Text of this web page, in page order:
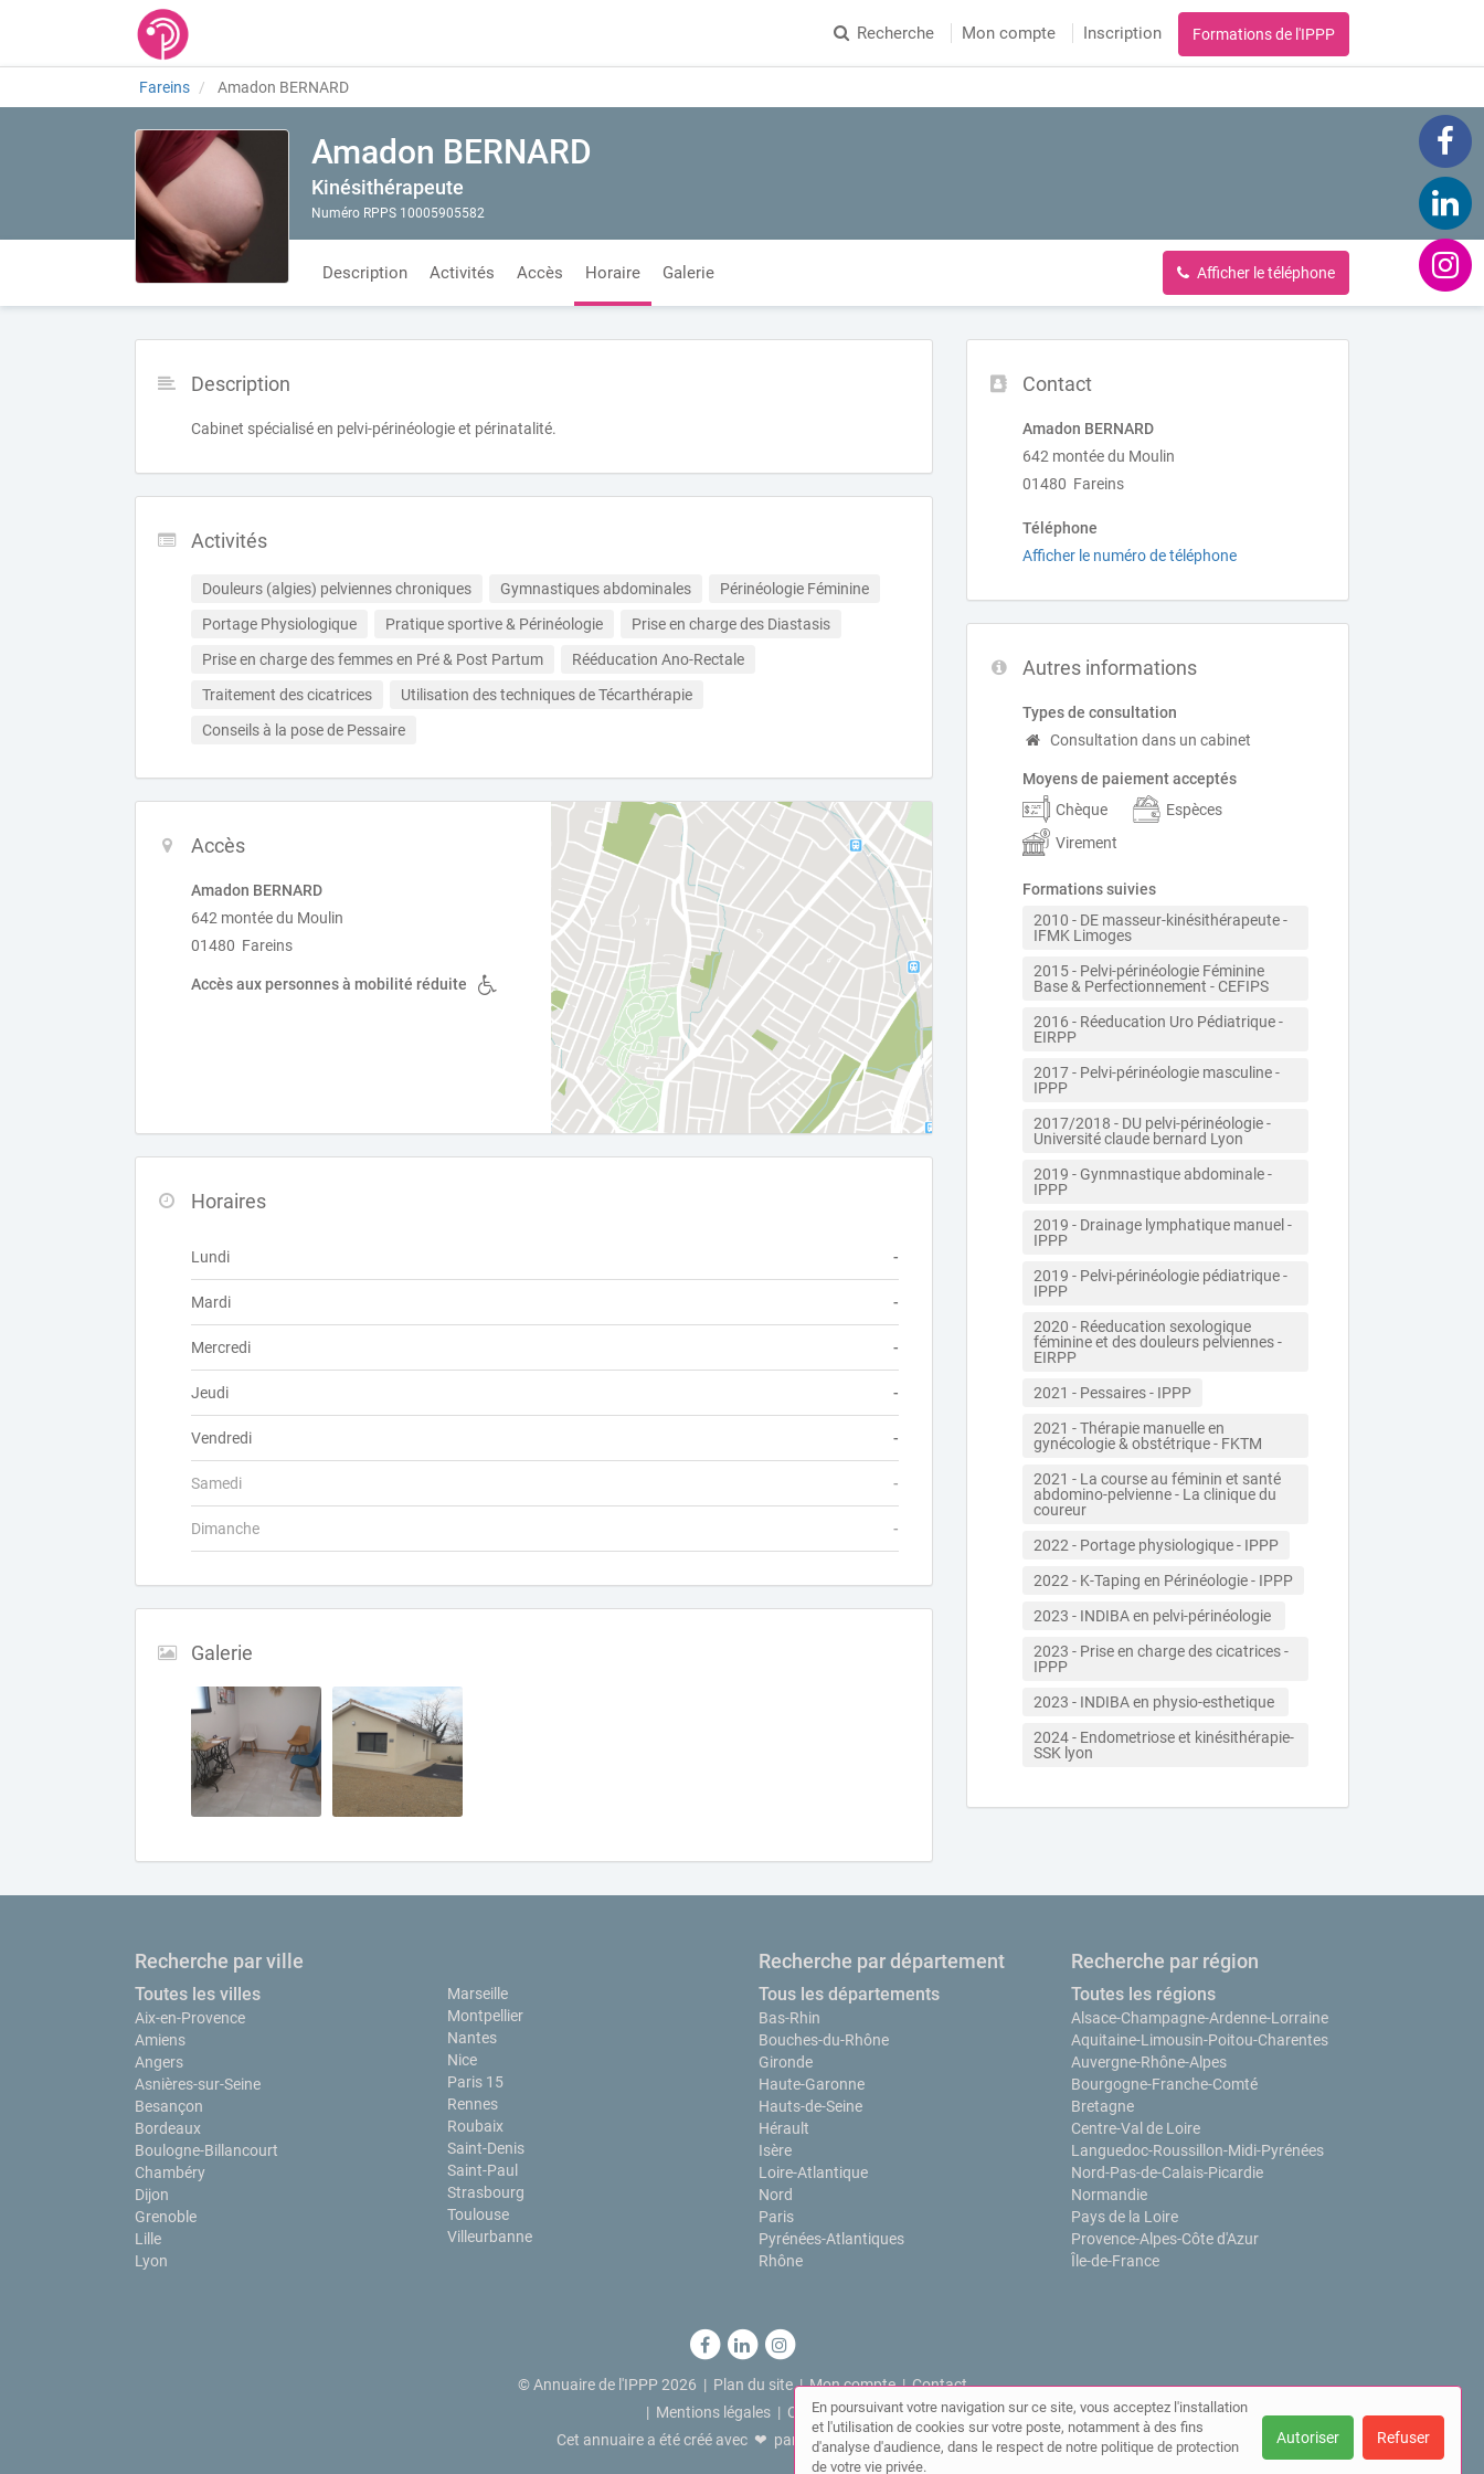
Recherche Mon compte Inscription Formations de l'IPPP
Fareins Amadon BERNARD
Amadon BERNARD
Kinésithérapeute
Numéro RPPS 10005905582
Description Activités Accès Horaire Galerie Afficher le téléphone
Contact
Amadon BERNARD
642 montée du Moulin
01480 Fareins
Téléphone
Afficher le numéro de téléphone
Autres informations
Types de consultation
Consultation dans un cabinet
Moyens de paiement acceptés
Chèque
Espèces
Virement
Formations suivies
2010 - DE masseur-kinésithérapeute -
IFMK Limoges
2015 - Pelvi-périnéologie Féminine
Base & Perfectionnement - CEFIPS
2016 - Réeducation Uro Pédiatrique -
EIRPP
2017 - Pelvi-périnéologie masculine -
IPPP
2017/2018 - DU pelvi-périnéologie -
Université claude bernard Lyon
2019 - Gynmnastique abdominale -
IPPP
2019 - Drainage lymphatique manuel -
IPPP
2019 - Pelvi-périnéologie pédiatrique -
IPPP
2020 - Réeducation sexologique
féminine et des douleurs pelviennes -
EIRPP
2021 - Pessaires - IPPP
2021 - Thérapie manuelle en
gynécologie & obstétrique - FKTM
2021 - La course au féminin et santé
abdomino-pelvienne - La clinique du
coureur
2022 - Portage physiologique - IPPP
2022 - K-Taping en Périnéologie - IPPP
2023 - INDIBA en pelvi-périnéologie
2023 - Prise en charge des cicatrices -
IPPP
2023 - INDIBA en physio-esthetique
2024 - Endometriose et kinésithérapie-
SSK lyon
Description
Cabinet spécialisé en pelvi-périnéologie et périnatalité.
Activités
Douleurs (algies) pelviennes chroniques Gymnastiques abdominales
Périnéologie Féminine
Portage Physiologique
Pratique sportive & Périnéologie
Prise en charge des Diastasis
Prise en charge des femmes en Pré & Post Partum
Rééducation Ano-Rectale
Traitement des cicatrices
Utilisation des techniques de Técarthérapie
Conseils à la pose de Pessaire
Accès
Amadon BERNARD
642 montée du Moulin
01480 Fareins
Accès aux personnes à mobilité réduite
Horaires
Lundi -
Mardi -
Mercredi -
Jeudi -
Vendredi -
Samedi -
Dimanche -
Galerie
Recherche par ville
Toutes les villes
Aix-en-Provence
Amiens
Angers
Asnières-sur-Seine
Besançon
Bordeaux
Boulogne-Billancourt
Chambéry
Dijon
Grenoble
Lille
Lyon
Marseille
Montpellier
Nantes
Nice
Paris 15
Rennes
Roubaix
Saint-Denis
Saint-Paul
Strasbourg
Toulouse
Villeurbanne
Recherche par département
Tous les départements
Bas-Rhin
Bouches-du-Rhône
Gironde
Haute-Garonne
Hauts-de-Seine
Hérault
Isère
Loire-Atlantique
Nord
Paris
Pyrénées-Atlantiques
Rhône
Recherche par région
Toutes les régions
Alsace-Champagne-Ardenne-Lorraine
Aquitaine-Limousin-Poitou-Charentes
Auvergne-Rhône-Alpes
Bourgogne-Franche-Comté
Bretagne
Centre-Val de Loire
Languedoc-Roussillon-Midi-Pyrénées
Nord-Pas-de-Calais-Picardie
Normandie
Pays de la Loire
Provence-Alpes-Côte d'Azur
Île-de-France
© Annuaire de l'IPPP 2026 | Plan du site|Mon compte|Contact
| Mentions légales | Cookies
Cet annuaire a été créé avec ❤ par
Simplébo Annuaire
En poursuivant votre navigation sur ce site, vous acceptez l'installation
et l'utilisation de cookies sur votre poste, notamment à des fins
d'analyse d'audience, dans le respect de notre politique de protection
de votre vie privée.
Autoriser Refuser